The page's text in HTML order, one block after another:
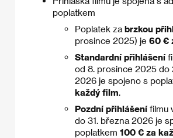
poplatkem
Poplatek za brzkou
prosince 2025) je 60 €
Standardní přihlášení
od 8. prosince 2025 do
2026 je spojeno s
každý film
Pozdní přihlášenífilmu
do 31. března 2026 je
poplatkem 100 € za